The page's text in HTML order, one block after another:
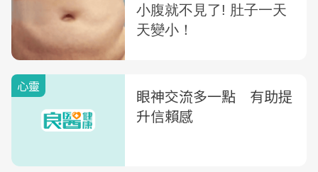
心靈
眼神交流多一點 有助提
升信賴感